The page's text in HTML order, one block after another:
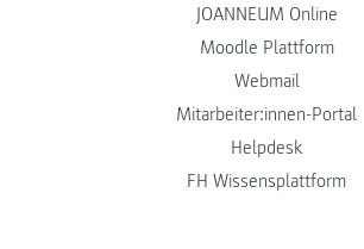
JOANNEUM Online
Moodle Plattform
Webmail
Mitarbeiter:innen-Portal
Helpdesk
FH Wissensplattform